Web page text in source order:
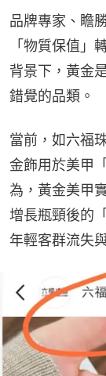
品牌專家、瞻
「物質保值」
背景下，黃金
錯覺的品類。
當前，如六福
金飾用於美甲
為，黃金美甲
增長瓶頸後的
年輕客群流失